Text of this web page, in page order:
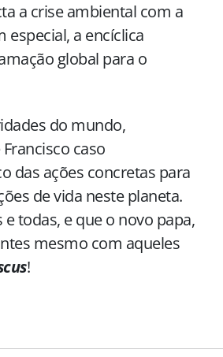
a crise ambiental com a
especial, a encíclica
global para o
do mundo,
caso
das ações concretas para
de vida neste planeta.
todas, e que o novo papa,
mesmo com aqueles
!